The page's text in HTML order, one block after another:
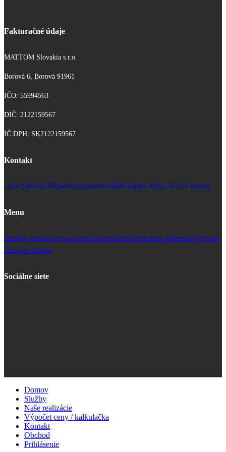
Fakturačné údaje
MATTOM Slovakia s.r.o.
Borová 6, Borová 91961
IČO: 55994563
DIČ: 2122159567
IČ DPH: SK2122159567
Kontakt
+421 918 034 270podlahy@mattom.skŠM Farský Mlyn, 917 01 Trnava
Menu
SlužbyGalériaCenová ponukaKontaktObchodObchodné podmienkyOchrana
osobných údajov
Sociálne siete
Domov
Služby
Naše realizácie
Výpočet ceny / kalkulačka
Kontakt
Obchod
Prihlásenie